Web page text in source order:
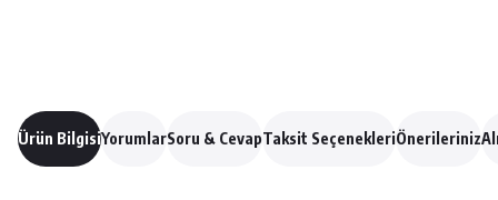
Ürün BilgisiYorumlarSoru & CevapTaksit SeçenekleriÖnerileriniz